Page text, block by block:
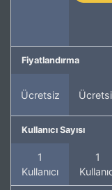
Fiyatlandırma
Ücretsiz
Kullanıcı Sayısı
1
Kullanıcı
1